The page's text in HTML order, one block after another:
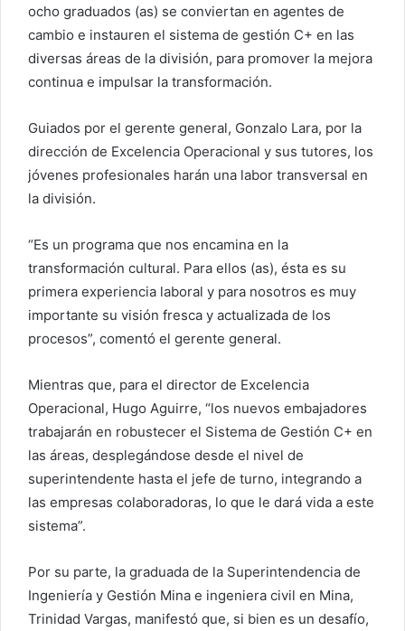
ocho graduados (as) se conviertan en agentes de
cambio e instauren el sistema de gestión C+ en las
diversas áreas de la división, para promover la mejora
continua e impulsar la transformación.
Guiados por el gerente general, Gonzalo Lara, por la
dirección de Excelencia Operacional y sus tutores, los
jóvenes profesionales harán una labor transversal en
la división.
“Es un programa que nos encamina en la
transformación cultural. Para ellos (as), ésta es su
primera experiencia laboral y para nosotros es muy
importante su visión fresca y actualizada de los
procesos”, comentó el gerente general.
Mientras que, para el director de Excelencia
Operacional, Hugo Aguirre, “los nuevos embajadores
trabajarán en robustecer el Sistema de Gestión C+ en
las áreas, desplegándose desde el nivel de
superintendente hasta el jefe de turno, integrando a
las empresas colaboradoras, lo que le dará vida a este
sistema”.
Por su parte, la graduada de la Superintendencia de
Ingeniería y Gestión Mina e ingeniera civil en Mina,
Trinidad Vargas, manifestó que, si bien es un desafío,